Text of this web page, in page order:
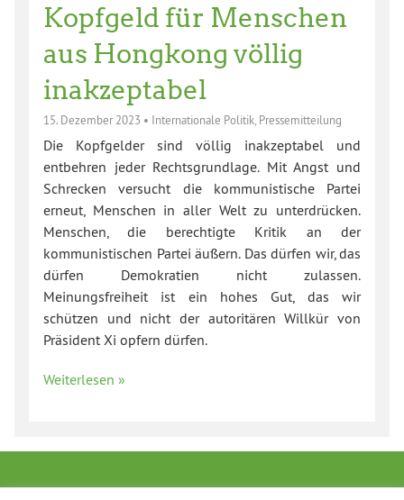
Kopfgeld für Menschen
aus Hongkong völlig
inakzeptabel
15. Dezember 2023 • Internationale Politik Pressemitteilung
Die Kopfgelder sind völlig inakzeptabel und
entbehren jeder Rechtsgrundlage. Mit Angst und
Schrecken versucht die kommunistische Partei
erneut, Menschen in aller Welt zu unterdrücken.
Menschen, die berechtigte Kritik an der
kommunistischen Partei äußern. Das dürfen wir, das
dürfen Demokratien nicht zulassen.
Meinungsfreiheit ist ein hohes Gut, das wir
schützen und nicht der autoritären Willkür von
Präsident Xi opfern dürfen.
Weiterlesen »